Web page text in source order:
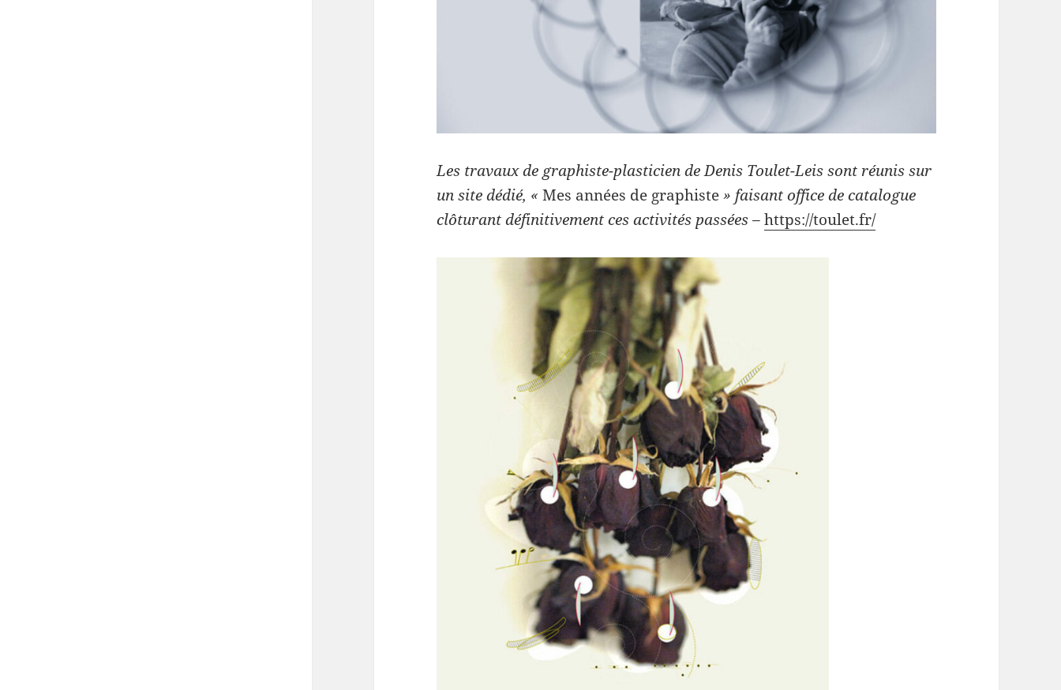
Les travaux de graphiste-plasticien de Denis Toulet-Leis sont réunis sur
un site dédié, «Mes années de graphiste» faisant office de catalogue
clôturant définitivement ces activités passées –https://toulet.fr/